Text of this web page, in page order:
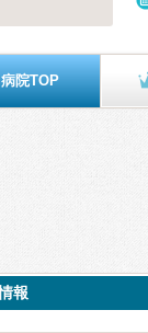
病院TOP
報